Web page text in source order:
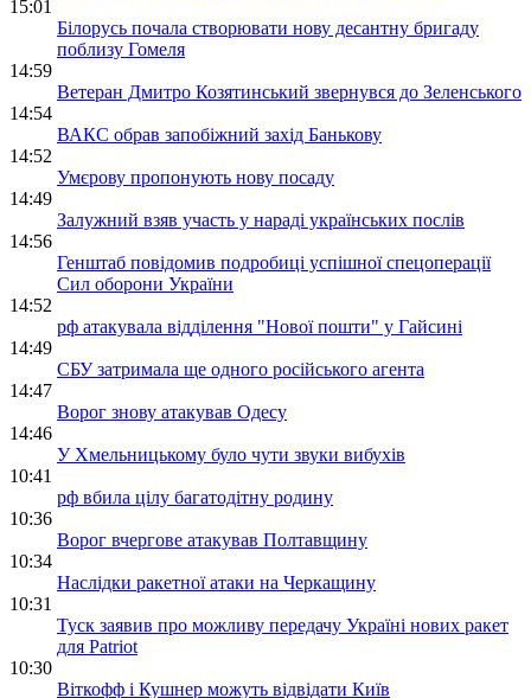
15:01
Білорусь почала створювати нову десантну бригаду
поблизу Гомеля
14:59
Ветеран Дмитро Козятинський звернувся до Зеленського
14:54
ВАКС обрав запобіжний захід Банькову
14:52
Умєрову пропонують нову посаду
14:49
Залужний взяв участь у нараді українських послів
14:56
Генштаб повідомив подробиці успішної спецоперації
Сил оборони України
14:52
рф атакувала відділення "Нової пошти" у Гайсині
14:49
СБУ затримала ще одного російського агента
14:47
Ворог знову атакував Одесу
14:46
У Хмельницькому було чути звуки вибухів
10:41
рф вбила цілу багатодітну родину
10:36
Ворог вчергове атакував Полтавщину
10:34
Наслідки ракетної атаки на Черкащину
10:31
Туск заявив про можливу передачу Україні нових ракет
для Patriot
10:30
Віткофф і Кушнер можуть відвідати Київ